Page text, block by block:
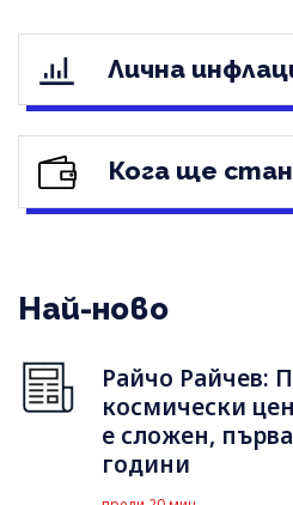
Лична
Кога ще
Най-ново
Райчо Райчев:
космически
е сложен,
години